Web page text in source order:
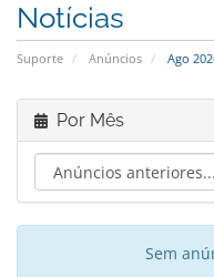
Notícias
Suporte Anúncios Ago
Por Mês
Sem